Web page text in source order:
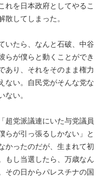
れを日本政府としてやるこ
散してしまった。
いたら、なんと石破、中谷
らが僕らと動くことができ
あり、それをそのまま権力
ない。自民党がそんな党な
ない。
超党派議連にいた与党議員
らが引っ張るしかない」と
ったのだが、生まれて初
もし当選したら、万歳なん
その日からパレスチナの国